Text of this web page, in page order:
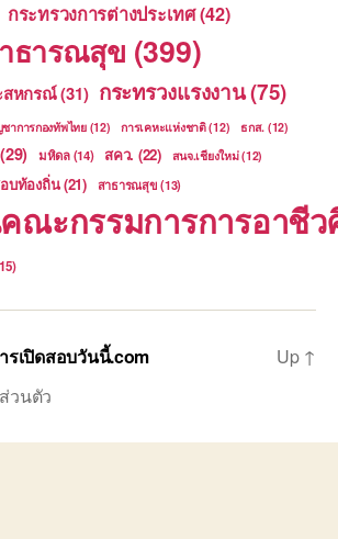
กระทรวงการต่างประเทศ(42)
ธารณสุข (399)
สหกรณ์(31) กระทรวงแรงงาน(75)
าการกองทัพไทย(12) การเคหะแห่งชาติ(12) ธกส. (12)
มหิดล(14) สคว. (22) สนจ.เชียงใหม่(12)
บท้องถิ่น(21) สาธารณสุข (13)
ณะกรรมการการอาชี
รเปิดสอบวันนี้.com
วนตัว
Up ↑